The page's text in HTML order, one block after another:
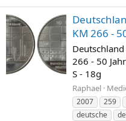
KM 266 -
266 - 50
S - 18g
Raphael
2007
259
deutsche